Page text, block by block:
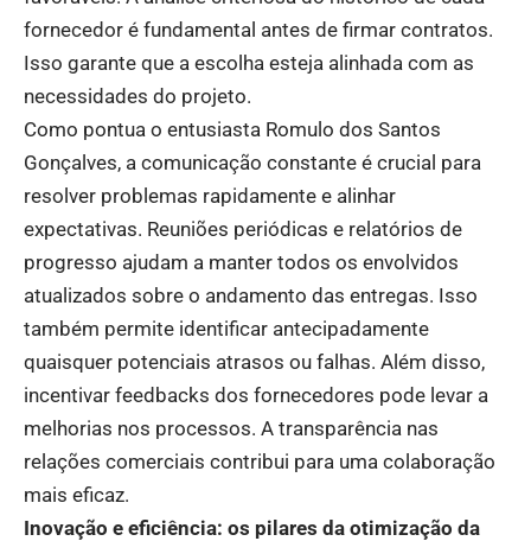
fornecedor é fundamental antes de firmar contratos.
Isso garante que a escolha esteja alinhada com as
necessidades do projeto.
Como pontua o entusiasta Romulo dos Santos
Gonçalves, a comunicação constante é crucial para
resolver problemas rapidamente e alinhar
expectativas. Reuniões periódicas e relatórios de
progresso ajudam a manter todos os envolvidos
atualizados sobre o andamento das entregas. Isso
também permite identificar antecipadamente
quaisquer potenciais atrasos ou falhas. Além disso,
incentivar feedbacks dos fornecedores pode levar a
melhorias nos processos. A transparência nas
relações comerciais contribui para uma colaboração
mais eficaz.
Inovação e eficiência: os pilares da otimização da